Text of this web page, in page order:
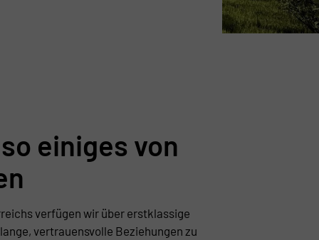
einiges von
verfügen wir über erstklassige
vertrauensvolle Beziehungen zu